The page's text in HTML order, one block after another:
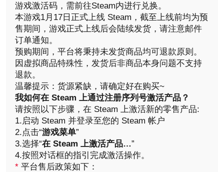
游戏激活码，需前往Steam内进行兑换。
本游戏1月17日正式上线 Steam，截至上线前均为预
售期间，游戏正式上线后会陆续发货，请注意邮件
订单通知。
预购期间，平台将秉持未发货商品均可退款原则。
因虚拟商品特殊性，发货后非商品本身问题不支持
退款。
温馨提示：货源紧缺，请确定好在购买~
我如何在 Steam 上通过注册序列号激活产品？
请按照以下步骤，在 Steam 上激活新的零售产品:
1.启动 Steam 并登录至您的 Steam 帐户
2.点击“游戏菜单”
3.选择“在 Steam 上激活产品…”
4.按照对话框的指引完成激活操作。
*平台售后政策如下：